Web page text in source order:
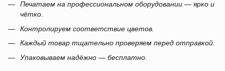
Печатаем на профессиональном оборудовании — ярко и
чётко.
Контролируем соответствие цветов.
Каждый товар тщательно проверяем перед отправкой.
Упаковываем надёжно — бесплатно.